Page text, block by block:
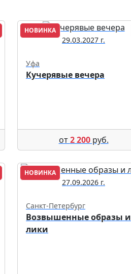
НОВИНКА
29.03.2027 г.
Уфа
Кучерявые вечера
от2 200руб.
НОВИНКА
27.09.2026 г.
Санкт-Петербург
Возвышенные образы и
лики